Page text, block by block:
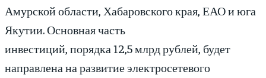
Амурской области, Хабаровского края, ЕАО и юга
Якутии. Основная часть
инвестиций, порядка 12,5 млрд рублей, будет
направлена на развитие электросетевого